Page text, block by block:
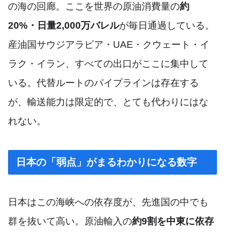
の海の回廊。ここを世界の原油消費量の約
20%・日量2,000万バレルが毎日通過している。
産油国サウジアラビア・UAE・クウェート・イ
ラク・イラン、すべての出口がここに集中して
いる。代替ルートのパイプラインは存在する
が、輸送能力は限定的で、とても代わりにはな
れない。
日本の「弱点」がまるわかりになる数字
日本はこの海峡への依存度が、先進国の中でも
群を抜いて高い。原油輸入の約9割を中東に依存